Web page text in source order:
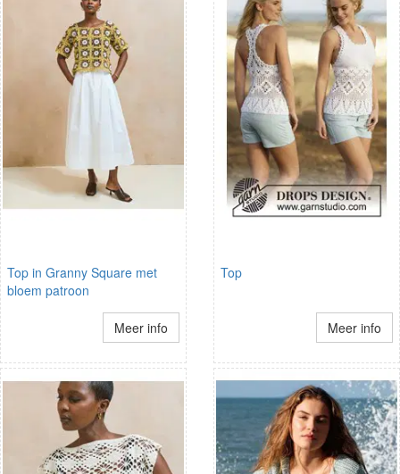
Top in Granny Square met
bloem patroon
Meer info
Top
Meer info